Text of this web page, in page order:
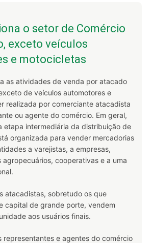
o setor de Comércio
exceto veículos
e motocicletas
as atividades de venda por atacado
de veículos automotores e
realizada por comerciante atacadista
ou agente do comércio. Em geral,
etapa intermediária da distribuição de
organizada para vender mercadorias
a varejistas, a empresas,
agropecuários, cooperativas e a uma
atacadistas, sobretudo os que
capital de grande porte, vendem
aos usuários finais.
representantes e agentes do comércio